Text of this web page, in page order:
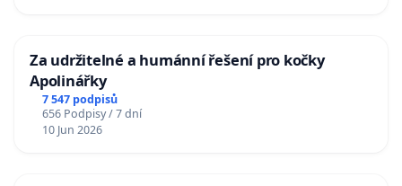
Za udržitelné a humánní řešení pro kočky
Apolinářky
7 547 podpisů
656 Podpisy / 7 dní
10 Jun 2026